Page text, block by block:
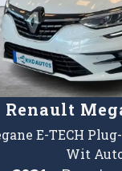
Renault
E-TECH
Wit